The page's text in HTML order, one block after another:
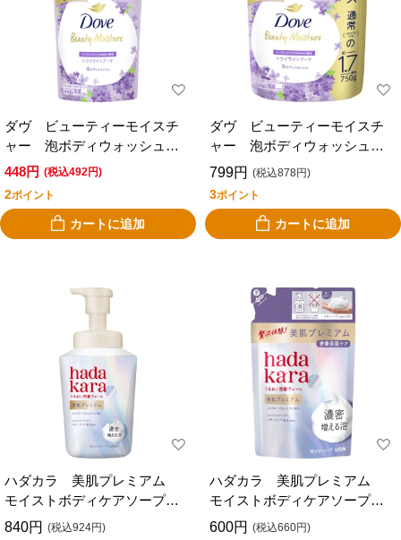
ダヴ ビューティーモイスチ
ャー 泡ボディウォッシュ
ブーケ 替 ４３０ｇ
448円 (税込492円)
2ポイント
カートに追加
ダヴ ビューティーモイスチ
ャー 泡ボディウォッシュ
ブーケ 替 ７５０ｇ
799円 (税込878円)
3ポイント
カートに追加
ハダカラ 美肌プレミアム
モイストボディケアソープ
泡タイプ 本体 ５００ｍｌ
840円 (税込924円)
ハダカラ 美肌プレミアム
モイストボディケアソープ
泡タイプ 詰替 ３６０ｍｌ
600円 (税込660円)